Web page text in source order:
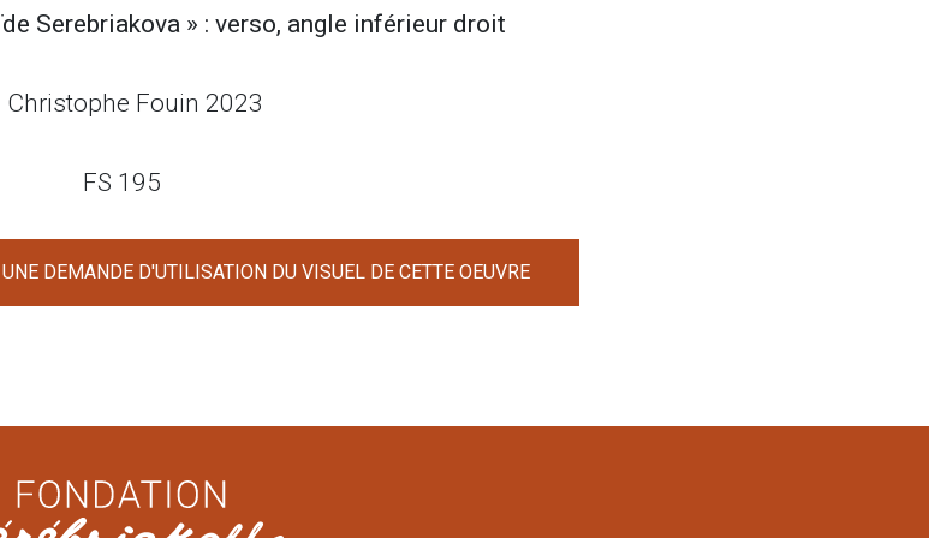
Serebriakova » : verso, angle inférieur droit
Fouin 2023
FS 195
DEMANDE D'UTILISATION DU VISUEL DE CETTE OEUVRE